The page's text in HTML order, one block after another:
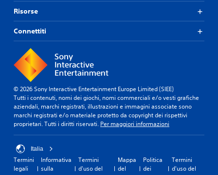
Risorse
Connettiti
© 2026 Sony Interactive Entertainment Europe Limited (SIEE)
Tutti i contenuti, nomi dei giochi, nomi commerciali e/o vesti grafiche
aziendali, marchi registrati, illustrazioni e immagini associate sono
marchi registrati e/o materiale protetto da copyright dei rispettivi
proprietari. Tutti i diritti riservati. Per maggiori informazioni
Italia
Termini
legali
Informativa
sulla
Termini
d'uso del
Mappa
del
Politica
dei
Termini
d'uso del